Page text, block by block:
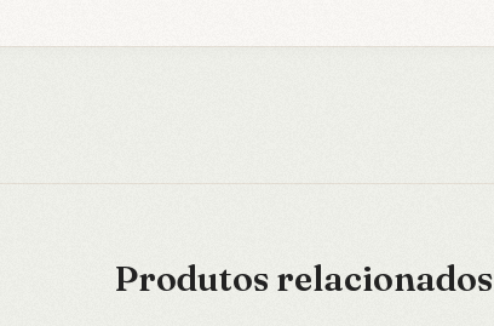
Produtos relacionados